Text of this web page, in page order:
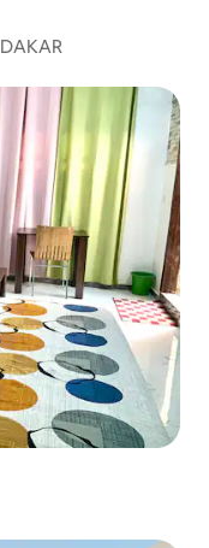
VILLA N'GOR 2 Superbes Chambres DAKAR